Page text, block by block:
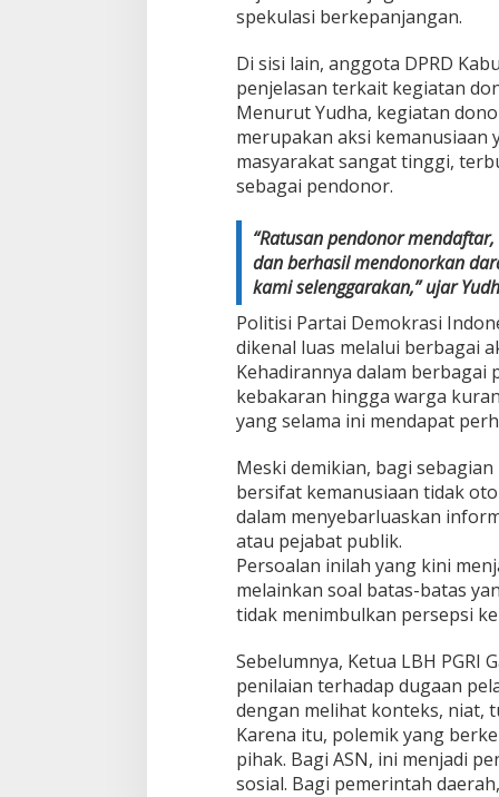
spekulasi berkepanjangan.
Di sisi lain, anggota DPRD
penjelasan terkait kegiatan
Menurut Yudha, kegiatan
merupakan aksi kemanusiaan
masyarakat sangat tinggi,
sebagai pendonor.
“Ratusan pendonor
dan berhasil mendonorkan
kami selenggarakan,” ujar
Politisi Partai Demokrasi
dikenal luas melalui berbagai
Kehadirannya dalam
kebakaran hingga warga
yang selama ini mendapat
Meski demikian, bagi
bersifat kemanusiaan tidak
dalam menyebarluaskan
atau pejabat publik.
Persoalan inilah yang kini
melainkan soal batas-batas
tidak menimbulkan persepsi
Sebelumnya, Ketua LBH PGRI
penilaian terhadap dugaan
dengan melihat konteks, niat,
Karena itu, polemik yang
pihak. Bagi ASN, ini menjadi
sosial. Bagi pemerintah